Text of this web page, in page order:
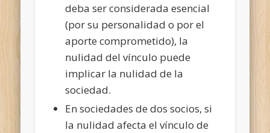
deba ser considerada esencial
(por su personalidad o por el
aporte comprometido), la
nulidad del vínculo puede
implicar la nulidad de la
sociedad.
En sociedades de dos socios, si
la nulidad afecta el vínculo de